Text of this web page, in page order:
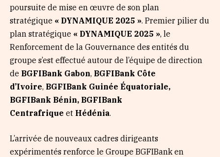
poursuite de mise en œuvre de son plan
stratégique « DYNAMIQUE 2025 ». Premier pilier du
plan stratégique « DYNAMIQUE 2025 », le
Renforcement de la Gouvernance des entités du
groupe s’est effectué autour de l’équipe de direction
de BGFIBank Gabon, BGFIBank Côte
d’Ivoire, BGFIBank Guinée Équatoriale,
BGFIBank Bénin, BGFIBank
Centrafrique et Hédénia.
L’arrivée de nouveaux cadres dirigeants
expérimentés renforce le Groupe BGFIBank en